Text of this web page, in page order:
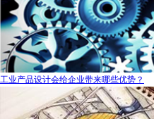
工业产品设计会给企业带来哪些优势？